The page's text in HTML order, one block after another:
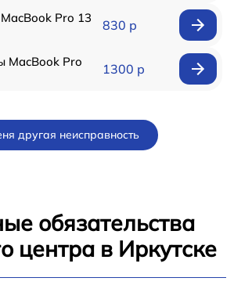
Pro 13
830 р
MacBook Pro
1300 р
другая неисправность
обязательства
центра в Иркутске